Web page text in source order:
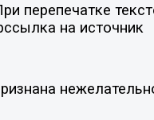
перепечатке
на источник